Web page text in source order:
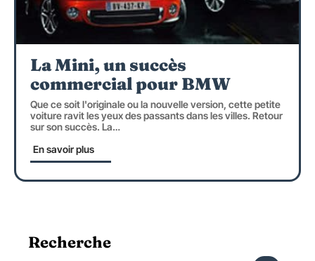
La Mini, un succès
commercial pour BMW
Que ce soit l'originale ou la nouvelle version, cette petite
voiture ravit les yeux des passants dans les villes. Retour
sur son succès. La…
En savoir plus
Recherche